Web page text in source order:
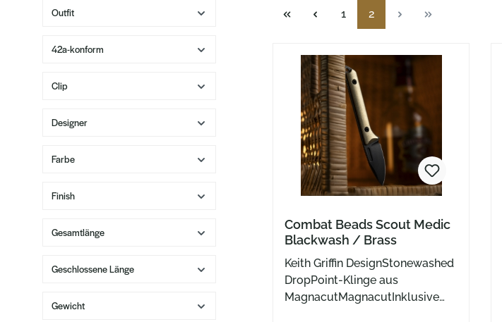
Outfit
42a-konform
Clip
Designer
Farbe
Finish
Gesamtlänge
Geschlossene Länge
Gewicht
Seite
1 Seite
2
Combat Beads Scout Medic
Blackwash / Brass
Keith Griffin DesignStonewashed
DropPoint-Klinge aus
MagnacutMagnacutInklusive